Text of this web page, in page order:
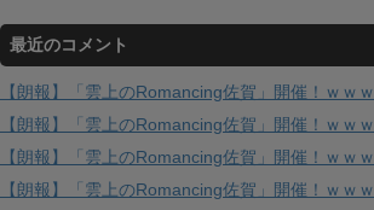
最近のコメント
【朗報】「雲上のRomancing佐賀」開催！ｗｗｗ
【朗報】「雲上のRomancing佐賀」開催！ｗｗｗ
【朗報】「雲上のRomancing佐賀」開催！ｗｗｗ
【朗報】「雲上のRomancing佐賀」開催！ｗｗｗ